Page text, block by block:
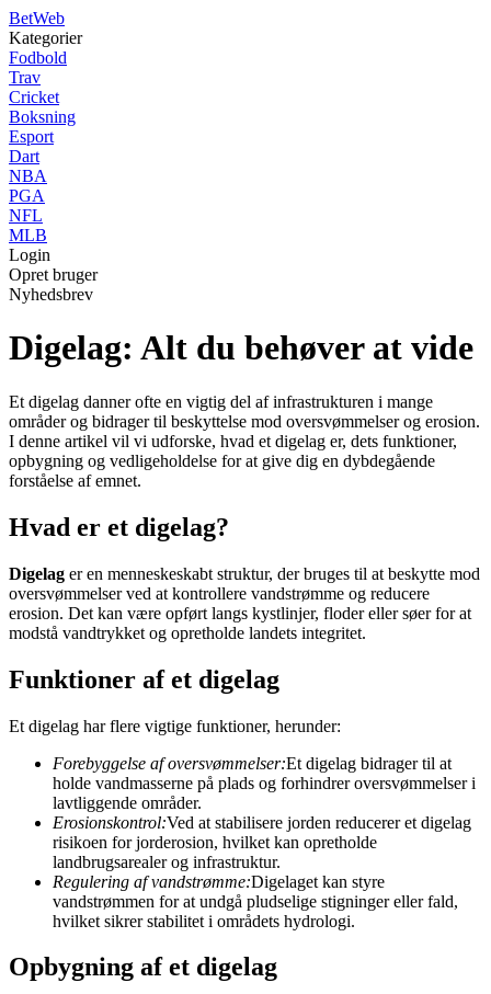
BetWeb
Kategorier
Fodbold
Trav
Cricket
Boksning
Esport
Dart
NBA
PGA
NFL
MLB
Login
Opret bruger
Nyhedsbrev
Digelag: Alt du behøver at vide
Et digelag danner ofte en vigtig del af infrastrukturen i mange
områder og bidrager til beskyttelse mod oversvømmelser og erosion.
I denne artikel vil vi udforske, hvad et digelag er, dets funktioner,
opbygning og vedligeholdelse for at give dig en dybdegående
forståelse af emnet.
Hvad er et digelag?
Digelag er en menneskeskabt struktur, der bruges til at beskytte mod
oversvømmelser ved at kontrollere vandstrømme og reducere
erosion. Det kan være opført langs kystlinjer, floder eller søer for at
modstå vandtrykket og opretholde landets integritet.
Funktioner af et digelag
Et digelag har flere vigtige funktioner, herunder:
Forebyggelse af oversvømmelser:Et digelag bidrager til at
holde vandmasserne på plads og forhindrer oversvømmelser i
lavtliggende områder.
Erosionskontrol:Ved at stabilisere jorden reducerer et digelag
risikoen for jorderosion, hvilket kan opretholde
landbrugsarealer og infrastruktur.
Regulering af vandstrømme:Digelaget kan styre
vandstrømmen for at undgå pludselige stigninger eller fald,
hvilket sikrer stabilitet i områdets hydrologi.
Opbygning af et digelag